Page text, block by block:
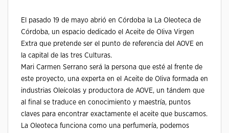
El pasado 19 de mayo abrió en Córdoba la La Oleoteca de
Córdoba, un espacio dedicado el Aceite de Oliva Virgen
Extra que pretende ser el punto de referencia del AOVE en
la capital de las tres Culturas.
Mari Carmen Serrano será la persona que esté al frente de
este proyecto, una experta en el Aceite de Oliva formada en
industrias Oleícolas y productora de AOVE, un tándem que
al final se traduce en conocimiento y maestría, puntos
claves para encontrar exactamente el aceite que buscamos.
La Oleoteca funciona como una perfumería, podemos